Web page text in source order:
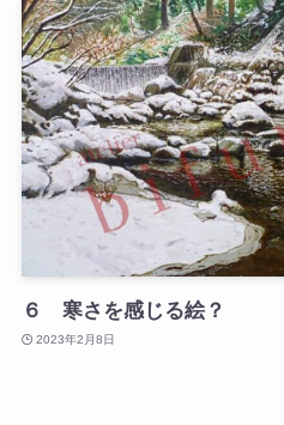
６ 寒さを感じる絵？
2023年2月8日